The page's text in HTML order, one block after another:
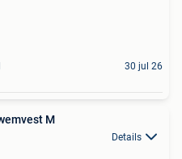
30 jul 26
Kinder Zwemvest M
Details